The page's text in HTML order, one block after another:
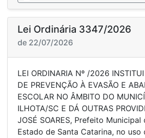
Lei Ordinária 3347/2026
de 22/07/2026
LEI ORDINARIA Nº /2026
DE PREVENÇÃO À EVASÃO E
ESCOLAR NO ÂMBITO DO
ILHOTA/SC E DÁ OUTRAS
JOSÉ SOARES, Prefeito Municipal
Estado de Santa Catarina, no uso